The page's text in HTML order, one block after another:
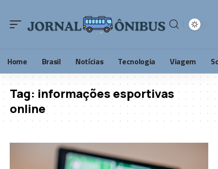
Home Brasil Notícias Tecnologia Viagem
Tag: informações esportivas
online